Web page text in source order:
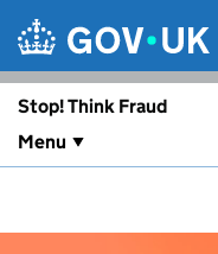
Stop! Think Fraud
Menu